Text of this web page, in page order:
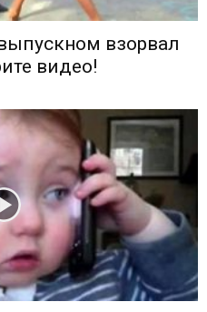
взорвал
видео!